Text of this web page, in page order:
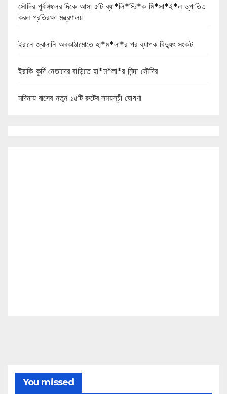
সৌদির পূর্বাঞ্চলের দিকে আসা ৫টি ব্যা*লি*স্টি*ক মি*সা*ই*ল ভূপাতিত
করল প্রতিরক্ষা মন্ত্রণালয়
ইরানে জ্বালানি অবকাঠামোতে হা*ম*লা*র পর ব্যাপক বিদ্যুৎ সংকট
ইরাকি কুর্দি নেতাদের বাড়িতে হা*ম*লা*র নিন্দা সৌদির
মদিনায় বাসের নতুন ১৫টি রুটের সময়সূচী ঘোষণা
You missed